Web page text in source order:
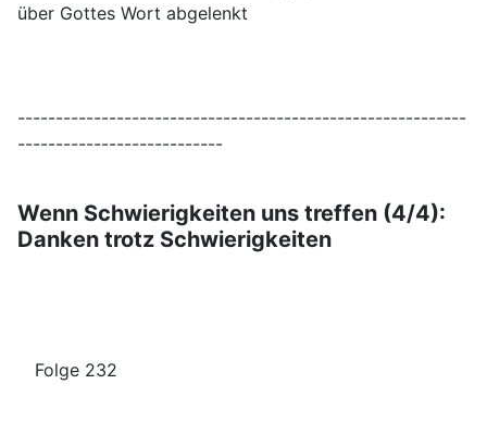
über Gottes Wort abgelenkt
-----------------------------------------------------------
---------------------------
Wenn Schwierigkeiten uns treffen (4/4):
Danken trotz Schwierigkeiten
Folge 232